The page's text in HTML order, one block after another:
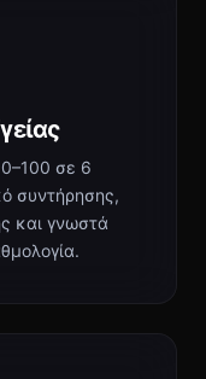
σε 6
συντήρησης,
και γνωστά